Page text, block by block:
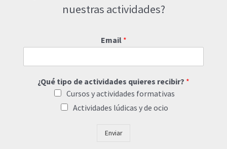
nuestras actividades?
Email *
¿Qué tipo de actividades quieres recibir? *
Cursos y actividades formativas
Actividades lúdicas y de ocio
Enviar